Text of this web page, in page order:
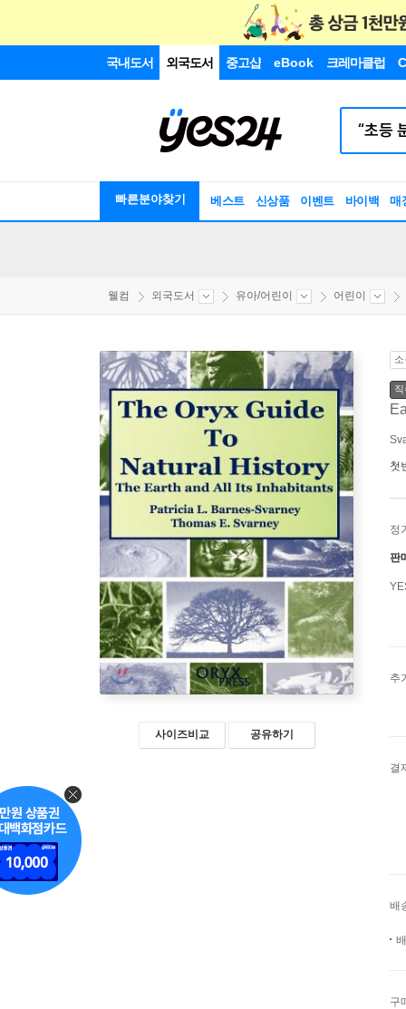
국내도서 외국도서 중고샵 eBook 크레마클럽
빠른분야찾기 베스트 신상품 이벤트 바이백 매
웰컴 외국도서 유아/어린이 어린이
사이즈비교 공유하기
첫
정
판
추
결
배
구